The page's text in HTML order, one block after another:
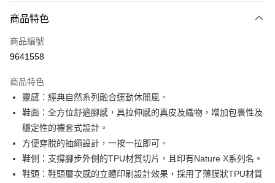
信用卡一次付款
信用卡分期付款
合作金庫商業銀行
華南商業銀行
彰化商業銀行
上海商業儲蓄銀行
台北富邦商業銀行
國泰世華商業銀行
臺灣中小企業銀行
台中商業銀行
匯豐（台灣）商業銀行
華泰商業銀行
聯邦商業銀行
遠東國際商業銀行
元大商業銀行
永豐商業銀行
LINE Pay
街口支付
AFTEE先享後付
相關說明
AFTEE先享後付是「在收到商品之後才付款」的支付方式。 讓您購物簡單
ATM付款
商品特色
商品編號
9641558
商品特色
靈感：經典自然系列融合運動休閒風。
鞋面：全方位舒適腳感，具拉伸感的真皮及織物，增加包裹性及
穩定性的襪套式設計。
方便穿脫的抽繩設計，一按一拉即可。
鞋側：支撐腳步外側的TPU材質切片，且印有Nature X系列名。
鞋頭：鞋頭層次感的立體印刷設計效果，採用了薄膜狀TPU材質